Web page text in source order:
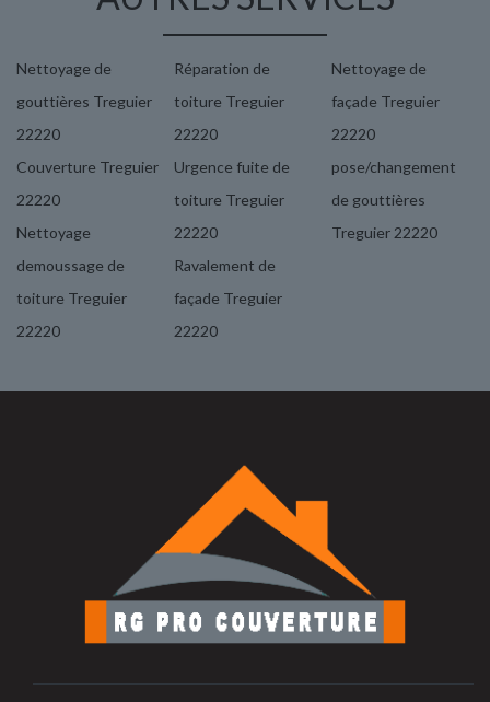
Nettoyage de
gouttières Treguier
22220
Couverture Treguier
22220
Nettoyage
demoussage de
toiture Treguier
22220
Réparation de
toiture Treguier
22220
Urgence fuite de
toiture Treguier
22220
Ravalement de
façade Treguier
22220
Nettoyage de
façade Treguier
22220
pose/changement
de gouttières
Treguier 22220